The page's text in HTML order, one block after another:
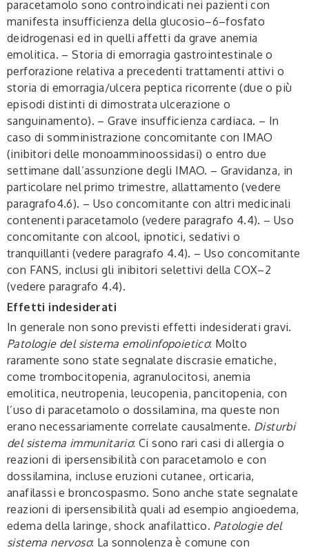
paracetamolo sono controindicati nei pazienti con
manifesta insufficienza della glucosio–6–fosfato
deidrogenasi ed in quelli affetti da grave anemia
emolitica. – Storia di emorragia gastrointestinale o
perforazione relativa a precedenti trattamenti attivi o
storia di emorragia/ulcera peptica ricorrente (due o più
episodi distinti di dimostrata ulcerazione o
sanguinamento). – Grave insufficienza cardiaca. – In
caso di somministrazione concomitante con IMAO
(inibitori delle monoamminoossidasi) o entro due
settimane dall’assunzione degli IMAO. – Gravidanza, in
particolare nel primo trimestre, allattamento (vedere
paragrafo4.6). – Uso concomitante con altri medicinali
contenenti paracetamolo (vedere paragrafo 4.4). – Uso
concomitante con alcool, ipnotici, sedativi o
tranquillanti (vedere paragrafo 4.4). – Uso concomitante
con FANS, inclusi gli inibitori selettivi della COX–2
(vedere paragrafo 4.4).
Effetti indesiderati
In generale non sono previsti effetti indesiderati gravi.
Patologie del sistema emolinfopoietico: Molto
raramente sono state segnalate discrasie ematiche,
come trombocitopenia, agranulocitosi, anemia
emolitica, neutropenia, leucopenia, pancitopenia, con
l’uso di paracetamolo o dossilamina, ma queste non
erano necessariamente correlate causalmente. Disturbi
del sistema immunitario: Ci sono rari casi di allergia o
reazioni di ipersensibilità con paracetamolo e con
dossilamina, incluse eruzioni cutanee, orticaria,
anafilassi e broncospasmo. Sono anche state segnalate
reazioni di ipersensibilità quali ad esempio angioedema,
edema della laringe, shock anafilattico. Patologie del
sistema nervoso: La sonnolenza è comune con